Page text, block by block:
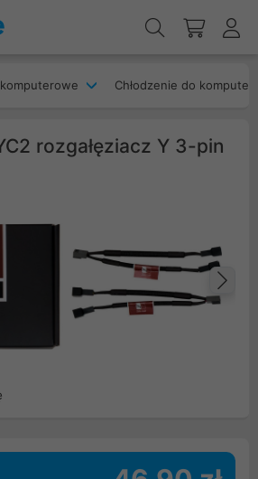
Chłodzenie do
rozgałęziacz Y 3-pin